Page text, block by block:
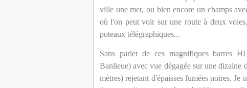
ville une mer, ou bien encore un champs
où l'on peut voir sur une route à deux
poteaux télégraphiques...
Sans parler de ces magnifiques barres
Banlieue) avec vue dégagée sur une dizaine
mètres) rejetant d'épaisses fumées noires. Je